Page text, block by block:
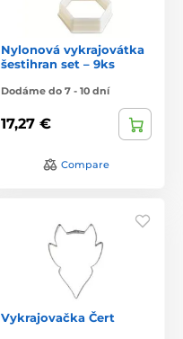
Nylonová vykrajovátka
šestihran set – 9ks
Dodáme do 7 - 10 dní
17,27 €
Compare
Vykrajovačka Čert